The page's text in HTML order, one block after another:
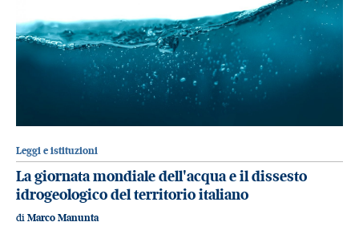
Leggi e istituzioni
La giornata mondiale dell'acqua e il dissesto
idrogeologico del territorio italiano
di Marco Manunta